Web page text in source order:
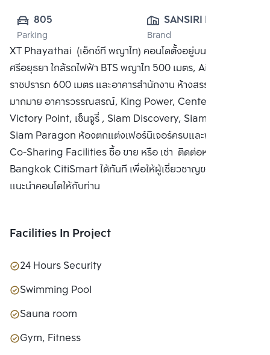
805
Parking
SANSIRI PUBLIC
CO., LTD.
Brand
XT Phayathai (เอ็กซ์ที พญาไท) คอนโดตั้งอยู่บนถนน
ศรีอยุธยา ใกล้รถไฟฟ้า BTS พญาไท 500 เมตร, Airport Link
ราชปรารภ 600 เมตร และอาคารสำนักงาน ห้างสรรพสินค้าต่างๆ
มากมาย อาคารวรรณสรณ์, King Power, Center One,
Victory Point, เซ็นจูรี่ , Siam Discovery, Siam Center,
Siam Paragon ห้องตกแต่งเฟอร์นิเจอร์ครบและพิเศษด้วย
Co-Sharing Facilities ซื้อ ขาย หรือ เช่า ติดต่อหาเรา
Bangkok CitiSmart ได้ทันที เพื่อให้ผู้เชี่ยวชาญของเราได้
แนะนำคอนโดให้กับท่าน
Facilities In Project
24 Hours Security
Swimming Pool
Sauna room
Gym, Fitness